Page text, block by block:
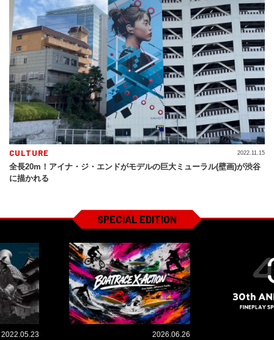
CULTURE
全長20m！アイナ・ジ・エンドがモデルの巨大ミューラル(壁画)が渋谷
に描かれる
2022.11.15
SPECIAL EDITION
2022.05.23 2026.06.26